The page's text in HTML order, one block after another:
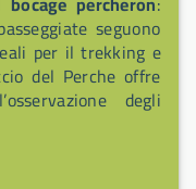
seguono
per il trekking e
del Perche offre
degli